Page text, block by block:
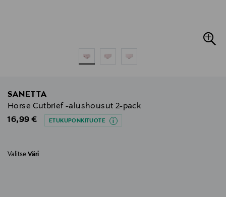
SANETTA
Horse Cutbrief -alushousut 2-pack
Original Price
16,99 € ETUKUPONKITUOTE
Valitse Väri